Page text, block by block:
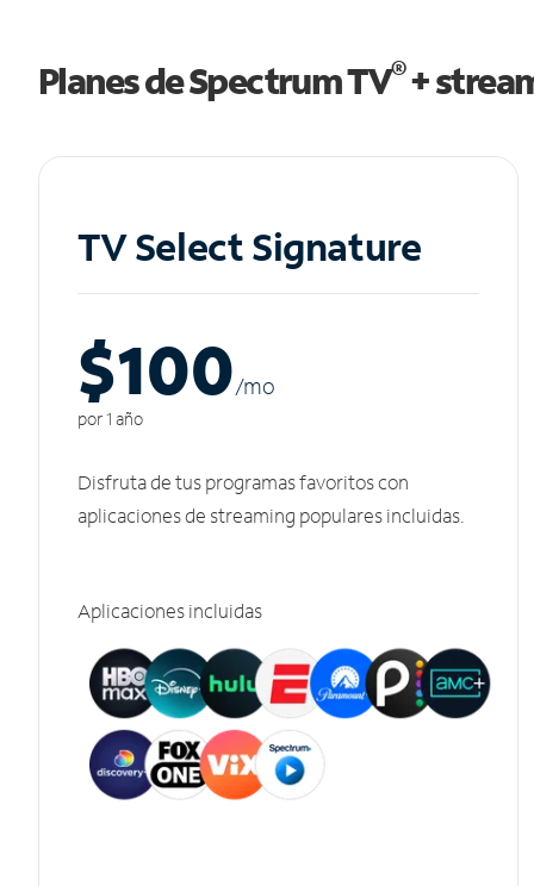
Planes de Spectrum TV®+
TV Select Signature
$100/mo
por 1 año
Disfruta de tus programas favoritos con
aplicaciones de streaming populares incluidas.
Aplicaciones incluidas